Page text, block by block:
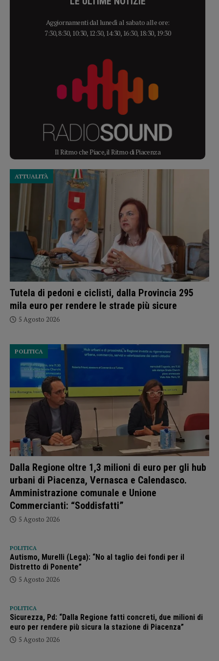
Aggiornamenti dal lunedì al sabato alle ore:
7:30, 8:30, 10:30, 12:30, 14:30, 16:30, 18:30, 19:30
Il Ritmo che Piace, il Ritmo di Piacenza
Tutela di pedoni e ciclisti, dalla Provincia 295
mila euro per rendere le strade più sicure
ATTUALITÀ
5 Agosto 2026
Dalla Regione oltre 1,3 milioni di euro per gli hub
urbani di Piacenza, Vernasca e Calendasco.
Amministrazione comunale e Unione
Commercianti: “Soddisfatti”
POLITICA
5 Agosto 2026
POLITICA
Autismo, Murelli (Lega): “No al taglio dei fondi per il
Distretto di Ponente”
5 Agosto 2026
POLITICA
Sicurezza, Pd: “Dalla Regione fatti concreti, due milioni di
euro per rendere più sicura la stazione di Piacenza”
5 Agosto 2026